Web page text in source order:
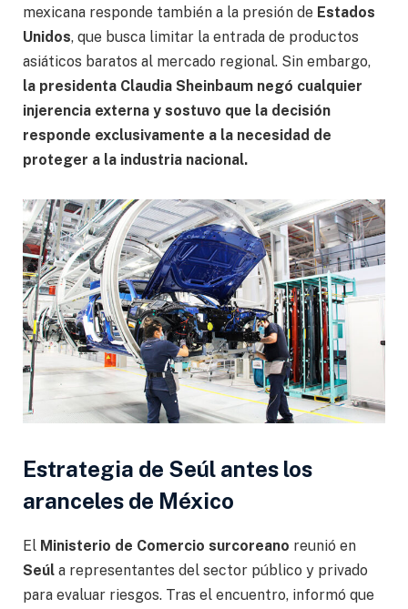
mexicana responde también a la presión de Estados
Unidos, que busca limitar la entrada de productos
asiáticos baratos al mercado regional. Sin embargo,
la presidenta Claudia Sheinbaum negó cualquier
injerencia externa y sostuvo que la decisión
responde exclusivamente a la necesidad de
proteger a la industria nacional.
Estrategia de Seúl antes los
aranceles de México
El Ministerio de Comercio surcoreano reunió en
Seúl a representantes del sector público y privado
para evaluar riesgos. Tras el encuentro, informó que